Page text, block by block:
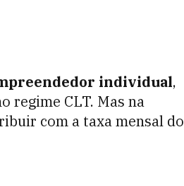
individual,
regime CLT. Mas na
com a taxa mensal do